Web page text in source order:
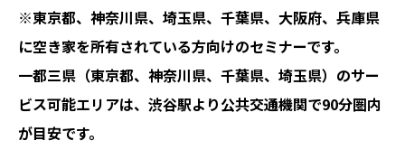
※東京都、神奈川県、埼玉県、千葉県、大阪府、兵庫県
に空き家を所有されている方向けのセミナーです。
一都三県（東京都、神奈川県、千葉県、埼玉県）のサー
ビス可能エリアは、渋谷駅より公共交通機関で90分圏内
が目安です。